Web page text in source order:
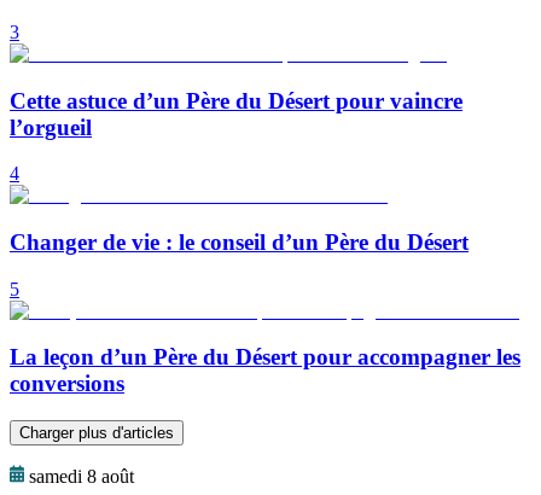
3
Cette astuce d’un Père du Désert pour vaincre
l’orgueil
4
Changer de vie : le conseil d’un Père du Désert
5
La leçon d’un Père du Désert pour accompagner les
conversions
Charger plus d'articles
samedi 8 août